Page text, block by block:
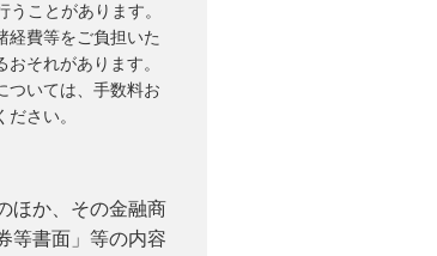
ことがあります。
経費等をご負担いた
それがあります。
ついては、手数料お
さい。
ほか、その金融商
等書面」等の内容